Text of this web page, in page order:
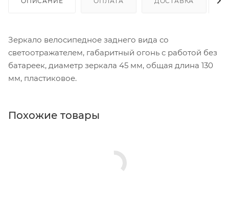
Зеркало велосипедное заднего вида со
светоотражателем, габаритный огонь с работой без
батареек, диаметр зеркала 45 мм, общая длина 130
мм, пластиковое.
Похожие товары